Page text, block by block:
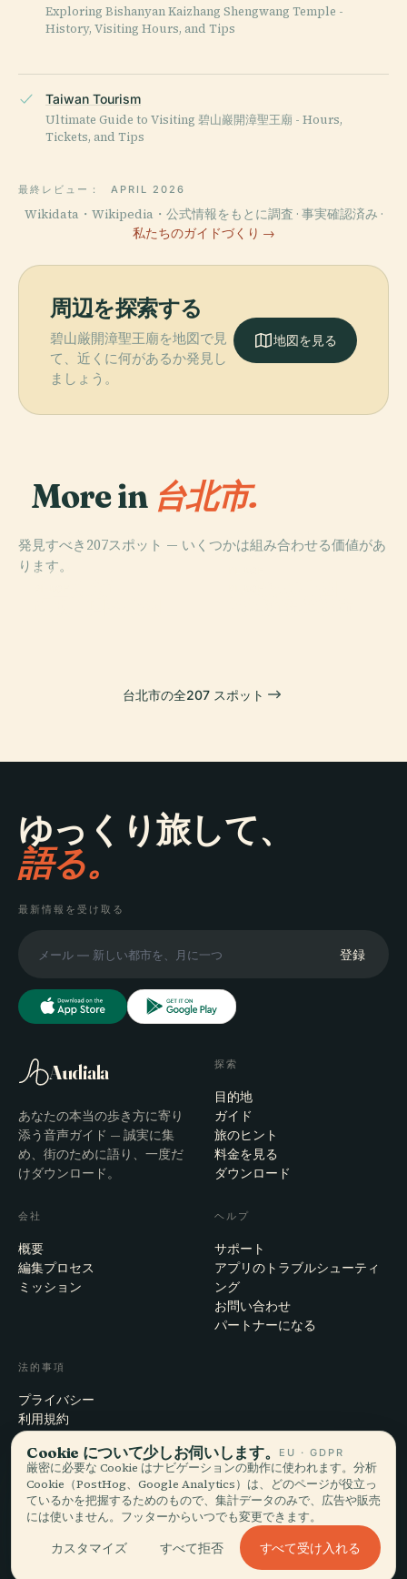
Exploring Bishanyan Kaizhang Shengwang Temple -
History, Visiting Hours, and Tips
Taiwan Tourism
Ultimate Guide to Visiting 碧山巖開漳聖王廟 - Hours,
Tickets, and Tips
最終レビュー： APRIL 2026
Wikidata・Wikipedia・公式情報をもとに調査 · 事実確認済み ·
私たちのガイドづくり →
周辺を探索する
碧山厳開漳聖王廟を地図で見
て、近くに何があるか発見し
ましょう。
地図を見る
More in 台北市.
発見すべき207スポット — いくつかは組み合わせる価値があ
ります。
PLACE
台北市の全207 スポット
ゆっくり旅して、
語る。
最新情報を受け取る
登録
Audiala
あなたの本当の歩き方に寄り
添う音声ガイド — 誠実に集
め、街のために語り、一度だ
けダウンロード。
探索
目的地
ガイド
旅のヒント
料金を見る
ダウンロード
会社
概要
編集プロセス
ミッション
ヘルプ
サポート
アプリのトラブルシューティ
ング
お問い合わせ
パートナーになる
法的事項
プライバシー
利用規約
Cookie設定
アカウント削除
© 2026 Audiala · スイス・モルジュにて、旅の途上で、雲の上で作ってい
EN · FR · DE · ES · IT · PT · JA · ZH · HI · RU · CS · AR
Cookie について少しお伺いします。 EU · GDPR
厳密に必要な Cookie はナビゲーションの動作に使われます。分析
Cookie（PostHog、Google Analytics）は、どのページが役立っ
ているかを把握するためのもので、集計データのみで、広告や販売
には使いません。フッターからいつでも変更できます。
カスタマイズ すべて拒否 すべて受け入れる